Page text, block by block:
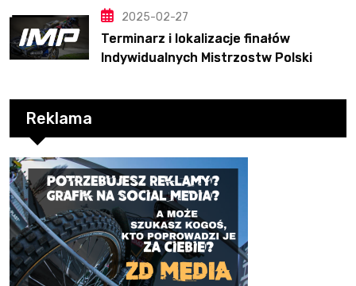
2025-02-27
Terminarz i lokalizacje finałów
Indywidualnych Mistrzostw Polski
Reklama